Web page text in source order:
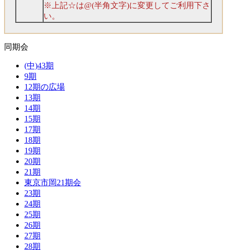
※上記☆は@(半角文字)に変更してご利用下さ
い。
同期会
(中)43期
9期
12期の広場
13期
14期
15期
17期
18期
19期
20期
21期
東京市岡21期会
23期
24期
25期
26期
27期
28期